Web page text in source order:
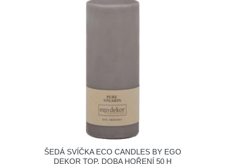
ŠEDÁ SVÍČKA ECO CANDLES BY EGO
DEKOR TOP, DOBA HOŘENÍ 50 H